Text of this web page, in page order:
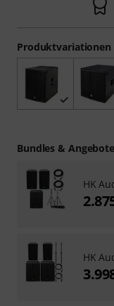
Produktvariationen
Bundles & Angebote
HK
HK